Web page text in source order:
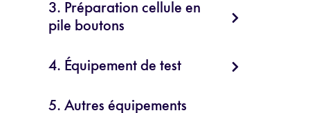
3. Préparation cellule en
pile boutons
4. Équipement de test
5. Autres équipements